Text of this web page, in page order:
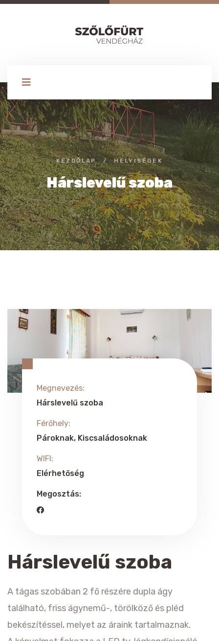
KEZDŐLAP / HELYISÉGEK
Hárslevelű szoba
Megnevezés:
Hárslevelű szoba
Férőhely:
Pároknak, Kiscsaládosoknak
WIFI:
Elérhetőség
Megosztás:
Hárslevelű szoba
A tágas szobában 2 fő részére dupla ágy
található, friss ágynemű-, törölköző és pléd
bekészítéssel, melyet az áraink tartalmaznak.